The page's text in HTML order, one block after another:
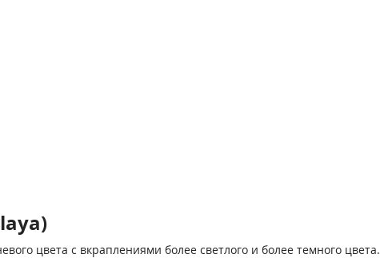
цвета с вкраплениями более светлого и более темного цвета.